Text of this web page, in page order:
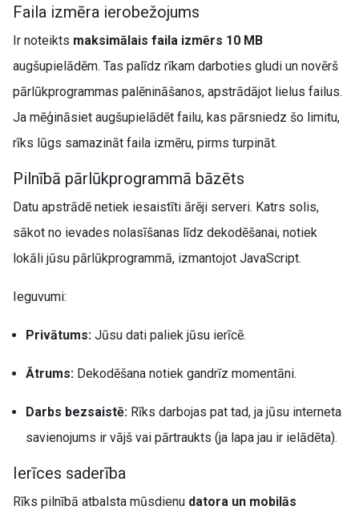
Faila izmēra ierobežojums
Ir noteikts maksimālais faila izmērs 10 MB
augšupielādēm. Tas palīdz rīkam darboties gludi un novērš
pārlūkprogrammas palēnināšanos, apstrādājot lielus failus.
Ja mēģināsiet augšupielādēt failu, kas pārsniedz šo limitu,
rīks lūgs samazināt faila izmēru, pirms turpināt.
Pilnībā pārlūkprogrammā bāzēts
Datu apstrādē netiek iesaistīti ārēji serveri. Katrs solis,
sākot no ievades nolasīšanas līdz dekodēšanai, notiek
lokāli jūsu pārlūkprogrammā, izmantojot JavaScript.
Ieguvumi:
Privātums: Jūsu dati paliek jūsu ierīcē.
Ātrums: Dekodēšana notiek gandrīz momentāni.
Darbs bezsaistē: Rīks darbojas pat tad, ja jūsu interneta
savienojums ir vājš vai pārtraukts (ja lapa jau ir ielādēta).
Ierīces saderība
Rīks pilnībā atbalsta mūsdienu datora un mobilās